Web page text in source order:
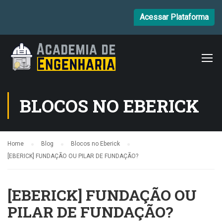
Acessar Plataforma
BLOCOS NO EBERICK
Home Blog
Blocos no Eberick
[EBERICK] FUNDAÇÃO OU PILAR DE FUNDAÇÃO?
[EBERICK] FUNDAÇÃO OU
PILAR DE FUNDAÇÃO?